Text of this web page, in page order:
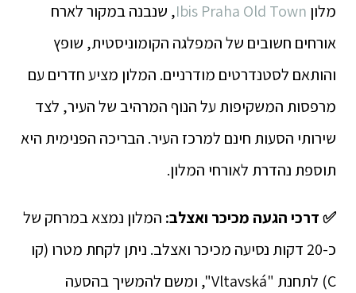
מלון Ibis Praha Old Town, שנבנה במקור לארח
אורחים חשובים של המפלגה הקומוניסטית, שופץ
והותאם לסטנדרטים מודרניים. המלון מציע חדרים עם
מרפסות המשקיפות על הנוף המרהיב של העיר, לצד
שירותי הסעות חינם למרכז העיר. הבריכה הפנימית היא
תוספת נהדרת לאורחי המלון.
✅ דרכי הגעה מכיכר ואצלב: המלון נמצא במרחק של
כ-20 דקות נסיעה מכיכר ואצלב. ניתן לקחת מטרו (קו
C) לתחנת "Vltavská", ומשם להמשיך בהסעה